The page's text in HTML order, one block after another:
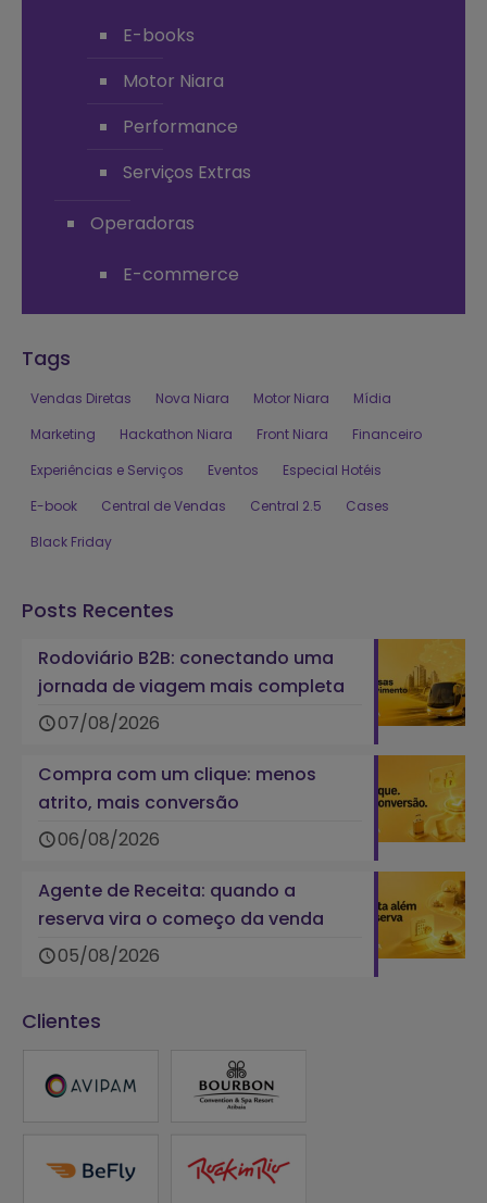
E-books
Motor Niara
Performance
Serviços Extras
Operadoras
E-commerce
Tags
Vendas Diretas Nova Niara Motor Niara
Mídia
Marketing
Hackathon Niara Front Niara
Financeiro
Experiências e Serviços
Eventos
Especial Hotéis
E-book
Central de Vendas Central 2.5
Cases
Black Friday
Posts Recentes
Rodoviário B2B: conectando uma
jornada de viagem mais completa
07/08/2026
Compra com um clique: menos
atrito, mais conversão
06/08/2026
Agente de Receita: quando a
reserva vira o começo da venda
05/08/2026
Clientes